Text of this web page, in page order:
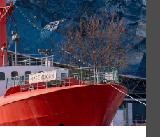
вального укрепления.
Пётр I учился
и посвящён музейный